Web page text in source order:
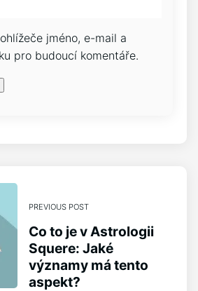
jméno, e-mail a
pro budoucí komentáře.
PREVIOUS POST
Co to je v Astrologii
Squere: Jaké
významy má tento
aspekt?